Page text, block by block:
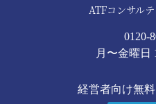
ATFコンサル
0120-
月〜金曜日
経営者向け無